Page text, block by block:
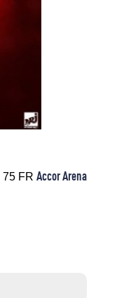
75 FR Accor Arena